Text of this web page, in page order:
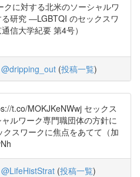
に対する北米のソーシャルワ
研究 ―LGBTQI のセックスワ
信大学紀要 第4号）
@dripping_out (投稿一覧)
t.co/MOKJKeNWwj セックス
ルワーク専門職団体の方針に
スワークに焦点をあてて（加
@LifeHistStrat (投稿一覧)